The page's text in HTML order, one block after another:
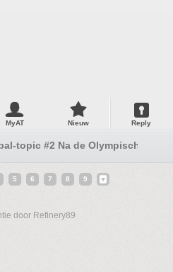
MyAT Nieuw Reply
topic #2 Na de Olympische
5 6 7 8 9
door Refinery89